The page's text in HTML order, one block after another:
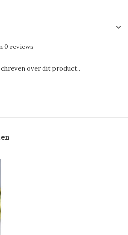
0 reviews
over dit product..